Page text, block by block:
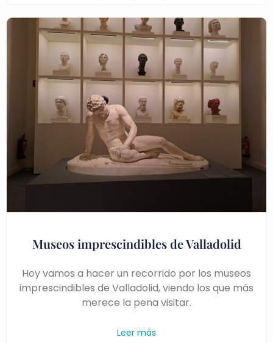
Museos imprescindibles de Valladolid
Hoy vamos a hacer un recorrido por los museos
imprescindibles de Valladolid, viendo los que más
merece la pena visitar.
Leer más